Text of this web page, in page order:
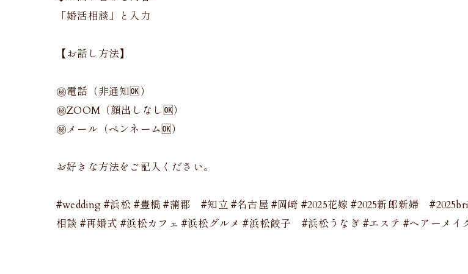
「婚活相談」と入力
【お話し方法】
㊙️電話（非通知🆗）
㊙️ZOOM（顔出しなし🆗）
㊙️メール（ペンネーム🆗）
お好きな方法をご記入ください。
#wedding #浜松 #豊橋 #蒲郡 #知立 #名古屋 #岡崎 #2025花嫁 #2025新郎新婦
相談 #再婚式 #浜松カフェ #浜松グルメ #浜松餃子 #浜松うなぎ #エステ #ヘアーメイ